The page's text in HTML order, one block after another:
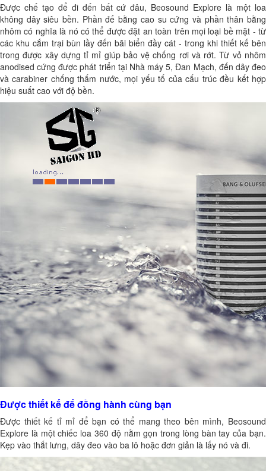
Được chế tạo để đi đến bất cứ đâu, Beosound Explore là một loa
không dây siêu bền. Phần đế bằng cao su cứng và phần thân bằng
nhôm có nghĩa là nó có thể được đặt an toàn trên mọi loại bề mặt - từ
các khu cắm trại bùn lầy đến bãi biển đầy cát - trong khi thiết kế bên
trong được xây dựng tỉ mỉ giúp bảo vệ chống rơi và rớt. Từ vỏ nhôm
anodised cứng được phát triển tại Nhà máy 5, Đan Mạch, đến dây đeo
và carabiner chống thấm nước, mọi yếu tố của cấu trúc đều kết hợp
hiệu suất cao với độ bền.
Được thiết kế để đồng hành cùng bạn
Được thiết kế tỉ mỉ để bạn có thể mang theo bên mình, Beosound
Explore là một chiếc loa 360 độ nằm gọn trong lòng bàn tay của bạn.
Kẹp vào thắt lưng, dây đeo vào ba lô hoặc đơn giản là lấy nó và đi.